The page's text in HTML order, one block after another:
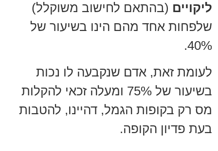
ליקויים (בהתאם לחישוב משוקלל)
שלפחות אחד מהם הינו בשיעור של
40%.
לעומת זאת, אדם שנקבעה לו נכות
בשיעור של 75% ומעלה זכאי להקלות
מס רק בקופות הגמל, דהיינו, להטבות
בעת פדיון הקופה.